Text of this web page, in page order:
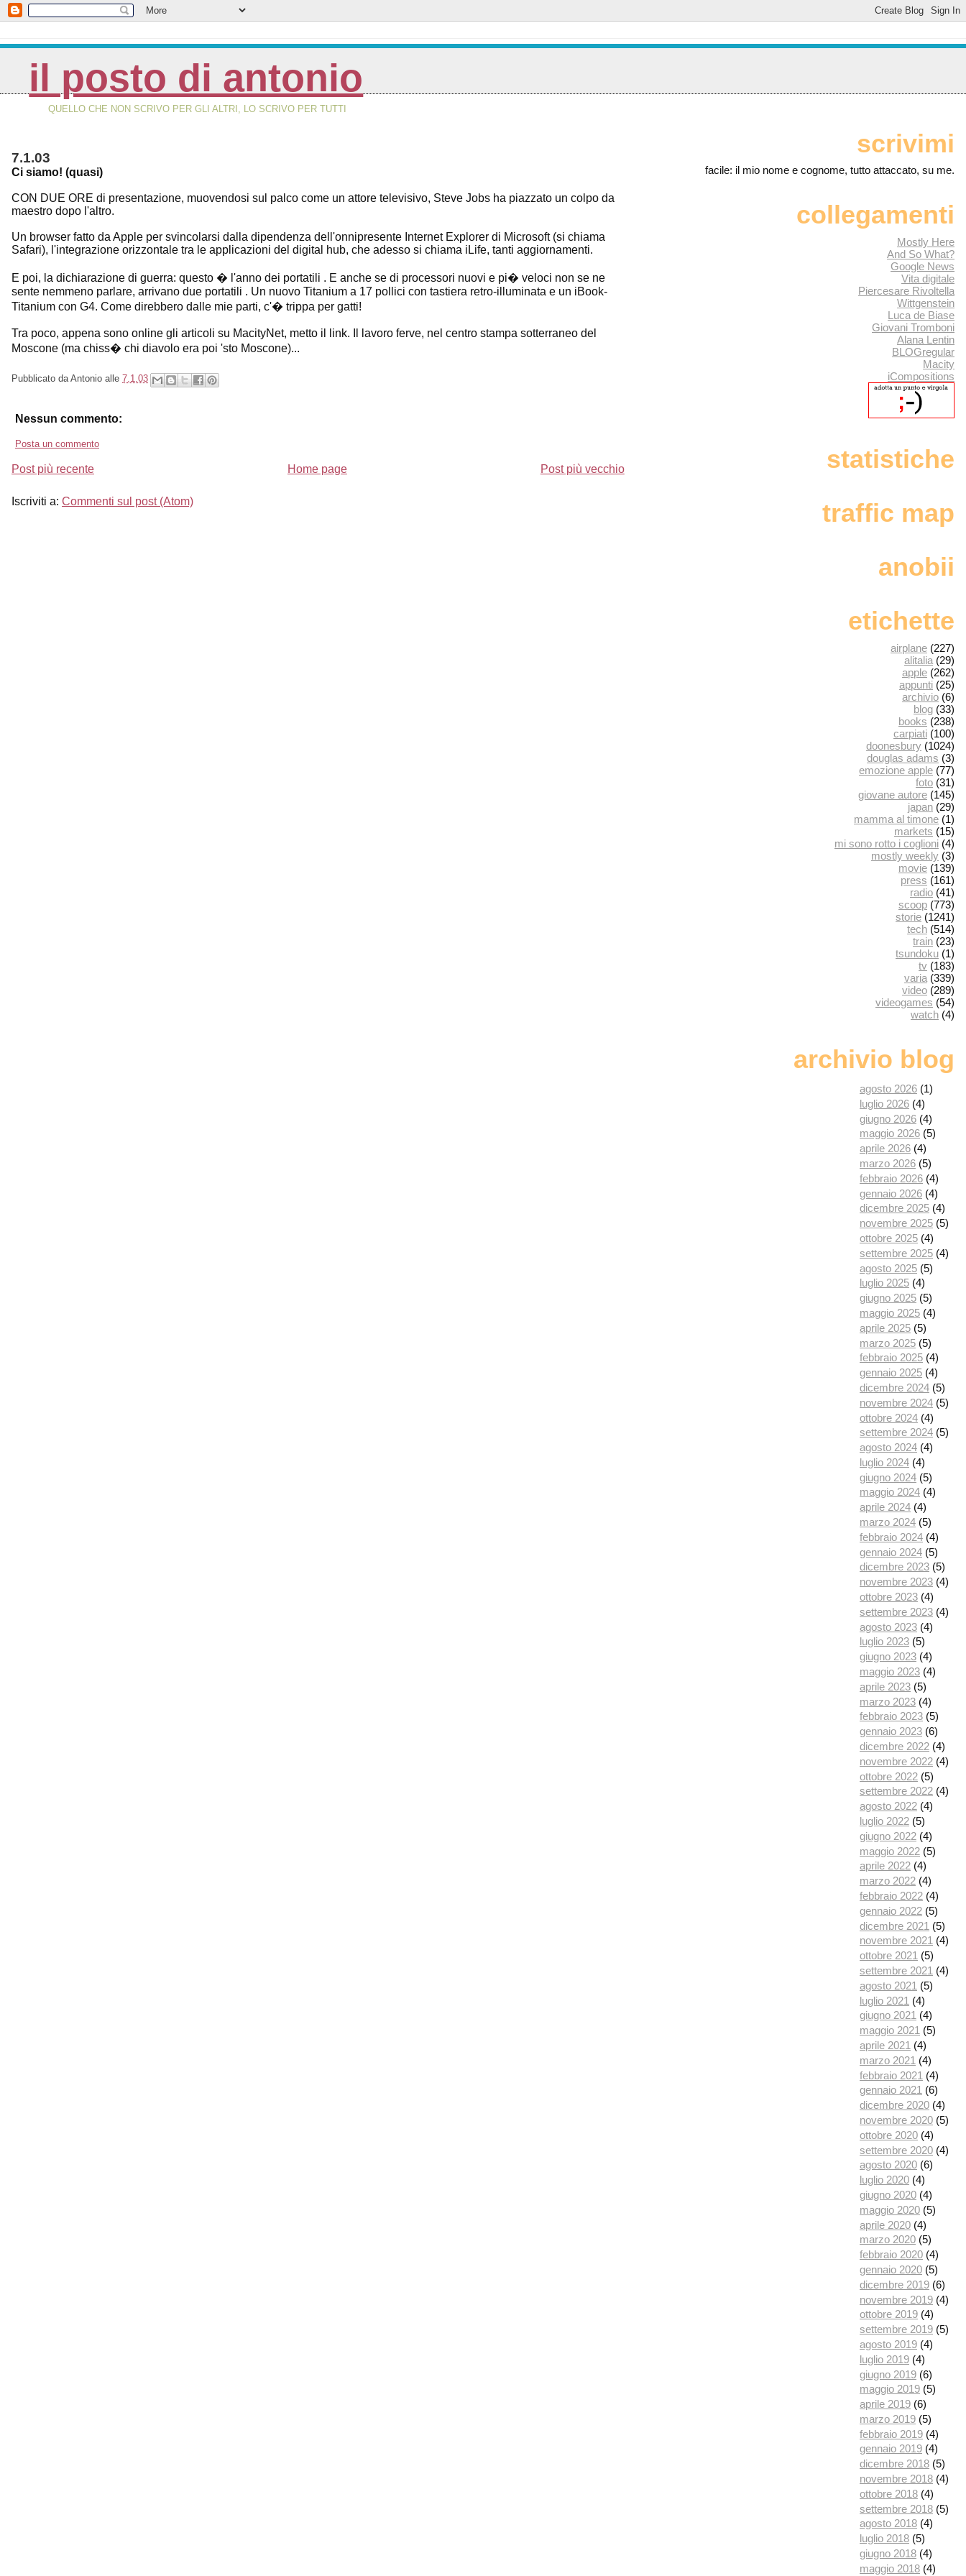
il posto di antonio
QUELLO CHE NON SCRIVO PER GLI ALTRI, LO SCRIVO PER TUTTI
7.1.03
Ci siamo! (quasi)
CON DUE ORE di presentazione, muovendosi sul palco come un attore televisivo, Steve Jobs ha piazzato un colpo da
maestro dopo l'altro.
Un browser fatto da Apple per svincolarsi dalla dipendenza dell'onnipresente Internet Explorer di Microsoft (si chiama
Safari), l'integrazione orizzontale tra le applicazioni del digital hub, che adesso si chiama iLife, tanti aggiornamenti.
E poi, la dichiarazione di guerra: questo � l'anno dei portatili . E anche se di processori nuovi e pi� veloci non se ne
sente nemmeno parlare, arrivano due portatili . Un nuovo Titanium a 17 pollici con tastiera retro-illuminata e un iBook-
Titanium con G4. Come direbbero dalle mie parti, c'� trippa per gatti!
Tra poco, appena sono online gli articoli su MacityNet, metto il link. Il lavoro ferve, nel centro stampa sotterraneo del
Moscone (ma chiss� chi diavolo era poi 'sto Moscone)...
Pubblicato da Antonio alle 7.1.03
Nessun commento:
Posta un commento
Post più recente Post più vecchio
Home page
Iscriviti a: Commenti sul post (Atom)
scrivimi
facile: il mio nome e cognome, tutto attaccato, su me.
collegamenti
Mostly Here
And So What?
Google News
Vita digitale
Piercesare Rivoltella
Wittgenstein
Luca de Biase
Giovani Tromboni
Alana Lentin
BLOGregular
Macity
iCompositions
statistiche
traffic map
anobii
etichette
airplane (227)
alitalia (29)
apple (262)
appunti (25)
archivio (6)
blog (33)
books (238)
carpiati (100)
doonesbury (1024)
douglas adams (3)
emozione apple (77)
foto (31)
giovane autore (145)
japan (29)
mamma al timone (1)
markets (15)
mi sono rotto i coglioni (4)
mostly weekly (3)
movie (139)
press (161)
radio (41)
scoop (773)
storie (1241)
tech (514)
train (23)
tsundoku (1)
tv (183)
varia (339)
video (289)
videogames (54)
watch (4)
archivio blog
agosto 2026 (1)
luglio 2026 (4)
giugno 2026 (4)
maggio 2026 (5)
aprile 2026 (4)
marzo 2026 (5)
febbraio 2026 (4)
gennaio 2026 (4)
dicembre 2025 (4)
novembre 2025 (5)
ottobre 2025 (4)
settembre 2025 (4)
agosto 2025 (5)
luglio 2025 (4)
giugno 2025 (5)
maggio 2025 (4)
aprile 2025 (5)
marzo 2025 (5)
febbraio 2025 (4)
gennaio 2025 (4)
dicembre 2024 (5)
novembre 2024 (5)
ottobre 2024 (4)
settembre 2024 (5)
agosto 2024 (4)
luglio 2024 (4)
giugno 2024 (5)
maggio 2024 (4)
aprile 2024 (4)
marzo 2024 (5)
febbraio 2024 (4)
gennaio 2024 (5)
dicembre 2023 (5)
novembre 2023 (4)
ottobre 2023 (4)
settembre 2023 (4)
agosto 2023 (4)
luglio 2023 (5)
giugno 2023 (4)
maggio 2023 (4)
aprile 2023 (5)
marzo 2023 (4)
febbraio 2023 (5)
gennaio 2023 (6)
dicembre 2022 (4)
novembre 2022 (4)
ottobre 2022 (5)
settembre 2022 (4)
agosto 2022 (4)
luglio 2022 (5)
giugno 2022 (4)
maggio 2022 (5)
aprile 2022 (4)
marzo 2022 (4)
febbraio 2022 (4)
gennaio 2022 (5)
dicembre 2021 (5)
novembre 2021 (4)
ottobre 2021 (5)
settembre 2021 (4)
agosto 2021 (5)
luglio 2021 (4)
giugno 2021 (4)
maggio 2021 (5)
aprile 2021 (4)
marzo 2021 (4)
febbraio 2021 (4)
gennaio 2021 (6)
dicembre 2020 (4)
novembre 2020 (5)
ottobre 2020 (4)
settembre 2020 (4)
agosto 2020 (6)
luglio 2020 (4)
giugno 2020 (4)
maggio 2020 (5)
aprile 2020 (4)
marzo 2020 (5)
febbraio 2020 (4)
gennaio 2020 (5)
dicembre 2019 (6)
novembre 2019 (4)
ottobre 2019 (4)
settembre 2019 (5)
agosto 2019 (4)
luglio 2019 (4)
giugno 2019 (6)
maggio 2019 (5)
aprile 2019 (6)
marzo 2019 (5)
febbraio 2019 (4)
gennaio 2019 (4)
dicembre 2018 (5)
novembre 2018 (4)
ottobre 2018 (4)
settembre 2018 (5)
agosto 2018 (4)
luglio 2018 (5)
giugno 2018 (4)
maggio 2018 (4)